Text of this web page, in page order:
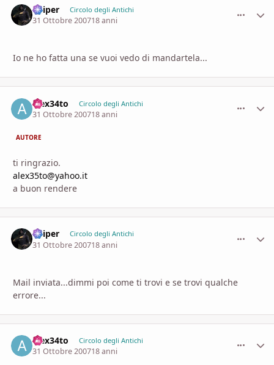
Sniper Circolo degli Antichi
31 Ottobre 200718 anni
Io ne ho fatta una se vuoi vedo di mandartela...
alex34to Circolo degli Antichi
31 Ottobre 200718 anni
AUTORE
ti ringrazio.
alex35to@yahoo.it
a buon rendere
Sniper Circolo degli Antichi
31 Ottobre 200718 anni
Mail inviata...dimmi poi come ti trovi e se trovi qualche
errore...
alex34to Circolo degli Antichi
31 Ottobre 200718 anni